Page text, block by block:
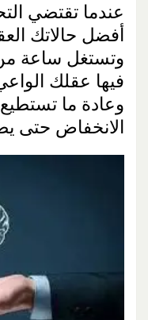
عندما تقتضي
أفضل حالاتك
وتستغل ساعة
فيها عقلك
وعادة ما
الانخفاض حتى